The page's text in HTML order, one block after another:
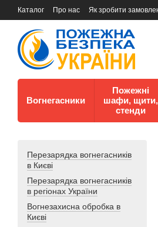
Каталог Про нас Як зробити
Документи
Контакти Документи з
Вогнегасники
Пожежні
шафи, щити,
стенди
Перезарядка вогнегасників
в Києві
Перезарядка вогнегасників
в регіонах України
Вогнезахисна обробка в
Києві